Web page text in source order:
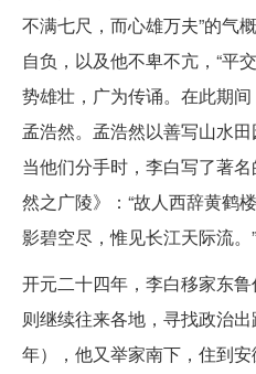
不满七尺，而心雄万夫”的气
自负，以及他不卑不亢，“平
势雄壮，广为传诵。在此期
孟浩然。孟浩然以善写山水田
当他们分手时，李白写了著
然之广陵》：“故人西辞黄鹤
影碧空尽，惟见长江天际流。”
开元二十四年，李白移家东
则继续往来各地，寻找政治
年），他又举家南下，住到